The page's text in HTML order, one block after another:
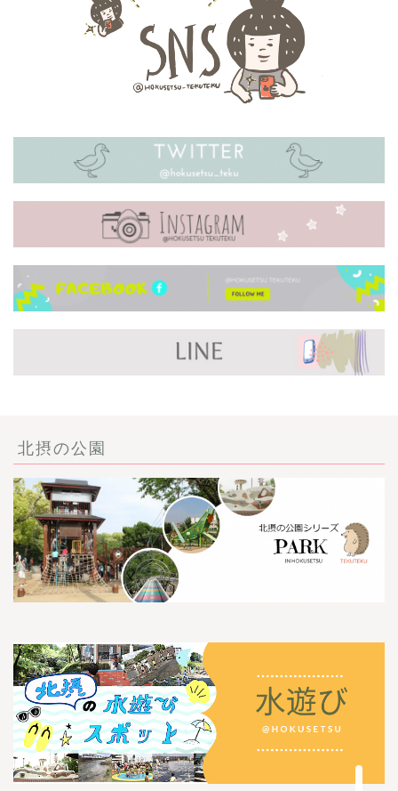
北摂の公園
ごあいさつ・自己紹介
【北摂まちのイベント情
報】掲載希望される方へ